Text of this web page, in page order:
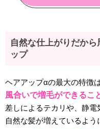
自然な仕上がりだか
ップ
ヘアアップαの最大の特徴は
風合いで増毛ができるこ
差しによるテカリや、静電
自然な髪が増えているよう